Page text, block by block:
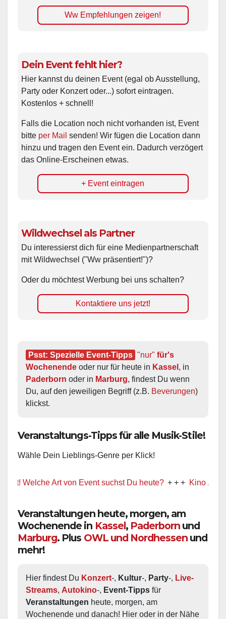
Ww Empfehlungen zeigen!
Dein Event fehlt hier?
Hier kannst du deinen Event (egal ob Ausstellung,
Party oder Konzert oder...) sofort eintragen.
Kostenlos + schnell!
Falls die Location noch nicht vorhanden ist, Event
bitte per Mail senden! Wir fügen die Location dann
hinzu und tragen den Event ein. Dadurch verzögert
das Online-Erscheinen etwas.
+ Event eintragen
Wildwechsel als Partner
Du interessierst dich für eine Medienpartnerschaft
mit Wildwechsel ("Ww präsentiert!")?
Oder du möchtest Werbung bei uns schalten?
Kontaktiere uns jetzt!
Psst: Spezielle Event-Tipps "nur" für's
Wochenende oder nur für heute in Kassel
Paderborn oder in Marburg, findest Du wenn
Du, auf den jeweiligen Begriff (z.B. Beverungen)
klickst.
Veranstaltungs-Tipps für alle Musik-Stile!
Wähle Dein Lieblings-Genre per Klick!
Welche Art von Event suchst Du heute? + + + Kino / Film
Veranstaltungen heute, morgen, am
Wochenende in Kassel, Paderborn und
Marburg. Plus OWL und Nordhessen und
mehr!
Hier findest Du Konzert-, Kultur-, Party-, Live-
Streams, Autokino-, Event-Tipps
Veranstaltungen heute, morgen, am
Wochenende und danach! Hier oder in der Nähe